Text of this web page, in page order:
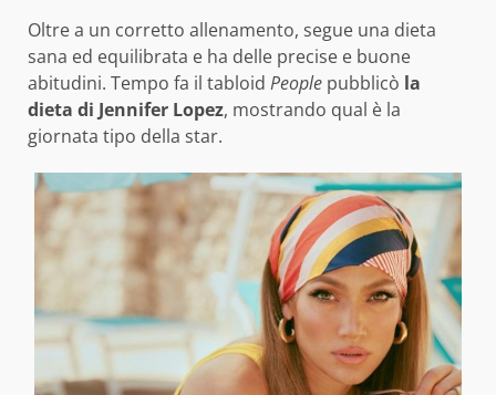
Oltre a un corretto allenamento, segue una dieta
sana ed equilibrata e ha delle precise e buone
abitudini. Tempo fa il tabloid People pubblicò la
dieta di Jennifer Lopez, mostrando qual è la
giornata tipo della star.